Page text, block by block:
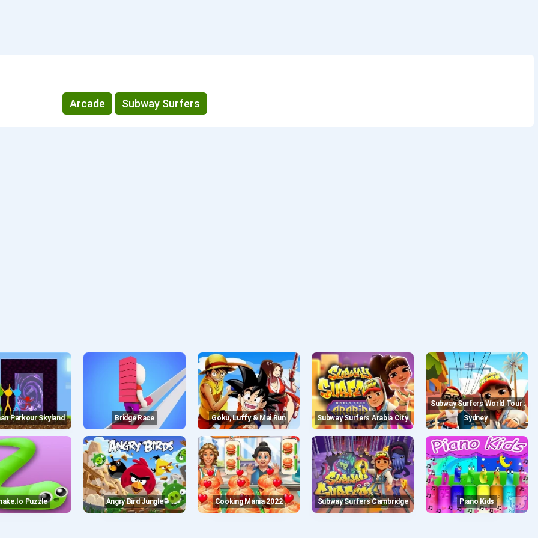
Arcade Subway Surfers
Parkour Skyland Bridge Race Goku, Luffy & Mai Run Subway Surfers Arabia City
Subway Surfers World Tour :
Sydney
Puzzle Angry Bird Jungle Cooking Mania 2022 Subway Surfers Cambridge Piano Kids